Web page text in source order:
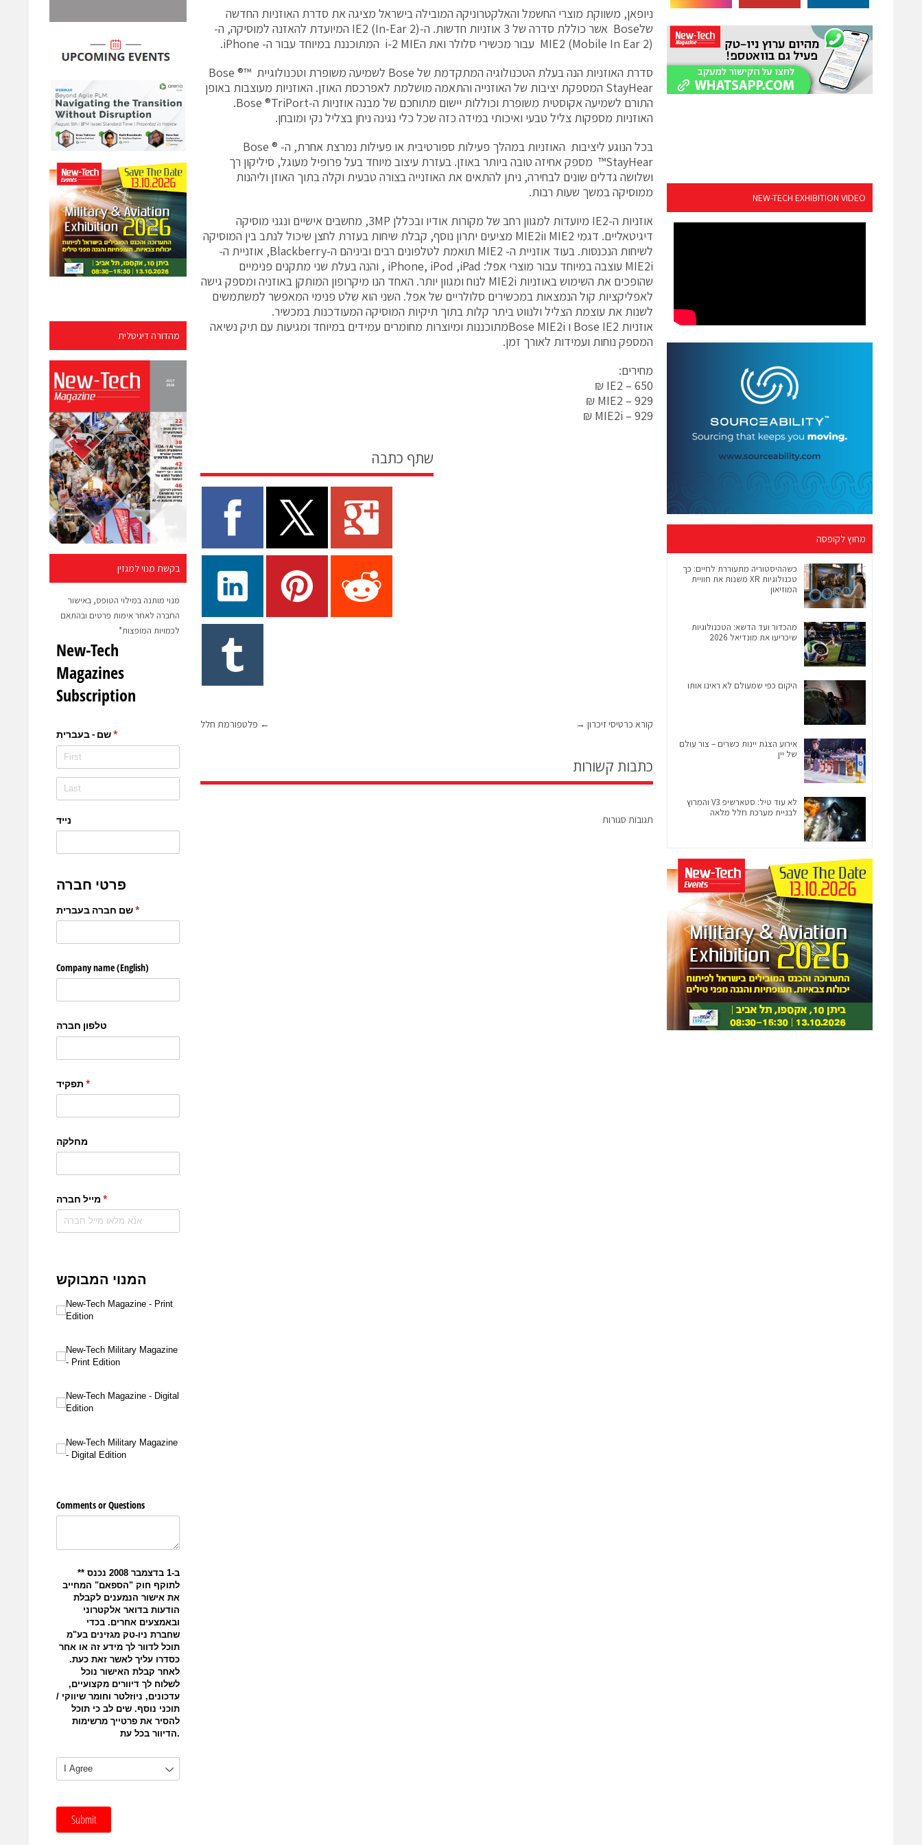
מהדורה דיגיטלית
בקשת מנוי למגזין
מנוי מותנה במילוי הטופס, באישור
החברה לאחר אימות פרטים ובהתאם
לכמויות המופצות*
ניופאן, משווקת מוצרי החשמל והאלקטרוניקה המובילה בישראל מציגה את סדרת האוזניות החדשה
שלBose אשר כוללת סדרה של 3 אוזניות חדשות. ה-IE2 (In-Ear 2) המיועדת להאזנה למוסיקה, ה-
(Mobile In Ear 2) MIE2 עבור מכשירי סלולר ואת הi-2 MIE המתוכננת במיוחד עבור ה- iPhone.
סדרת האוזניות הנה בעלת הטכנולוגיה המתקדמת של Bose לשמיעה משופרת וטכנולוגיית ™Bose ®
StayHear המספקת יציבות של האוזנייה והתאמה מושלמת לאפרכסת האוזן. האוזניות מעוצבות באופן
התורם לשמיעה אקוסטית משופרת וכוללות יישום מתוחכם של מבנה אוזניות ה-Bose ®TriPort.
האוזניות מספקות צליל טבעי ואיכותי במידה כזה שכל כלי נגינה ניחן בצליל נקי ומובחן.
בכל הנוגע ליציבות האוזניות במהלך פעילות ספורטיבית או פעילות נמרצת אחרת, ה- Bose ®
™StayHear מספק אחיזה טובה ביותר באוזן. בעזרת עיצוב מיוחד בעל פרופיל מעוגל, סיליקון רך
ושלושה גדלים שונים לבחירה, ניתן להתאים את האוזנייה בצורה טבעית וקלה בתוך האוזן וליהנות
ממוסיקה במשך שעות רבות.
אוזניות ה-IE2 מיועדות למגוון רחב של מקורות אודיו ובכללן 3MP, מחשבים אישיים ונגני מוסיקה
דיגיטאליים. דגמי MIE2 וMIE2i מציעים יתרון נוסף, קבלת שיחות בעזרת לחצן שיכול לנתב בין המוסיקה
לשיחות הנכנסות. בעוד אוזניית ה- MIE2 תואמת לטלפונים רבים וביניהם ה-Blackberry, אוזניית ה-
MIE2i עוצבה במיוחד עבור מוצרי אפל: iPhone, iPod ,iPad , והנה בעלת שני מתקנים פנימיים
שהופכים את השימוש באוזניות MIE2i לנוח ומגוון יותר. האחד הנו מיקרופון המותקן באוזניה ומספק גישה
לאפליקציות קול הנמצאות במכשירים סלולריים של אפל. השני הוא שלט פנימי המאפשר למשתמשים
לשנות את עוצמת הצליל ולנווט ביתר קלות בתוך תיקיות המוסיקה המעודכנות במכשיר.
אוזניות Bose IE2 ו Bose MIE2iמתוכננות ומיוצרות מחומרים עמידים במיוחד ומגיעות עם תיק נשיאה
המספק נוחות ועמידות לאורך זמן.
מחירים:
IE2 – 650 ₪
MIE2 – 929 ₪
MIE2i – 929 ₪
שתף כתבה
← פלטפורמת חלל קורא כרטיסי זיכרון →
כתבות קשורות
תגובות סגורות
NEW-TECH EXHIBITION VIDEO
מחוץ לקופסה
כשההיסטוריה מתעוררת לחיים: כך
טכנולוגיות XR משנות את חוויית
המוזיאון
מהכדור ועד הדשא: הטכנולוגיות
שיכריעו את מונדיאל 2026
היקום כפי שמעולם לא ראינו אותו
אירוע הצגת יינות כשרים – צור עולם
של יין
לא עוד טיל: סטארשיפ V3 והמרוץ
לבניית מערכת חלל מלאה